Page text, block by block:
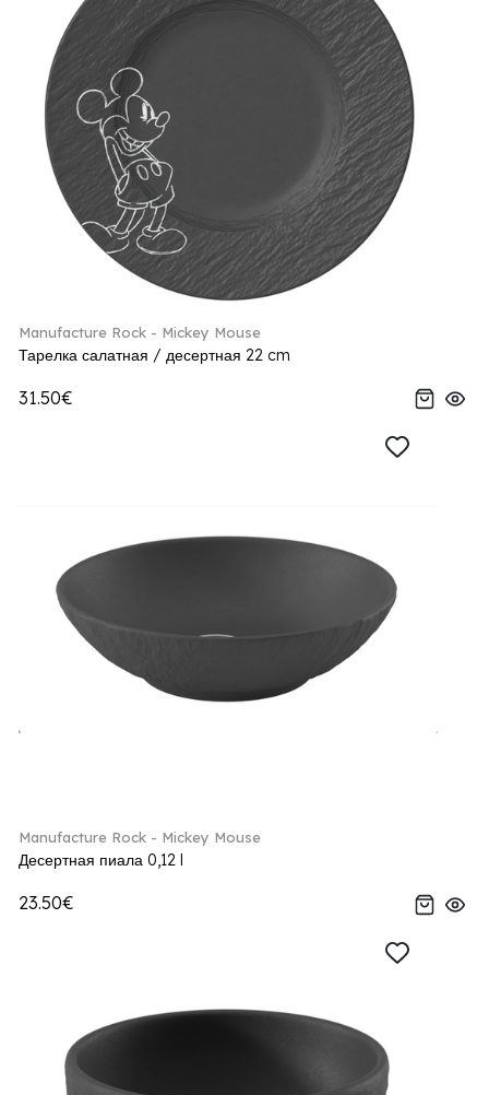
Manufacture Rock - Mickey Mouse
Тарелка салатная / десертная 22 cm
31.50€
Manufacture Rock - Mickey Mouse
Десертная пиала 0,12 l
23.50€